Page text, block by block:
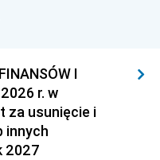
I
r. w
za usunięcie i
innych
2027